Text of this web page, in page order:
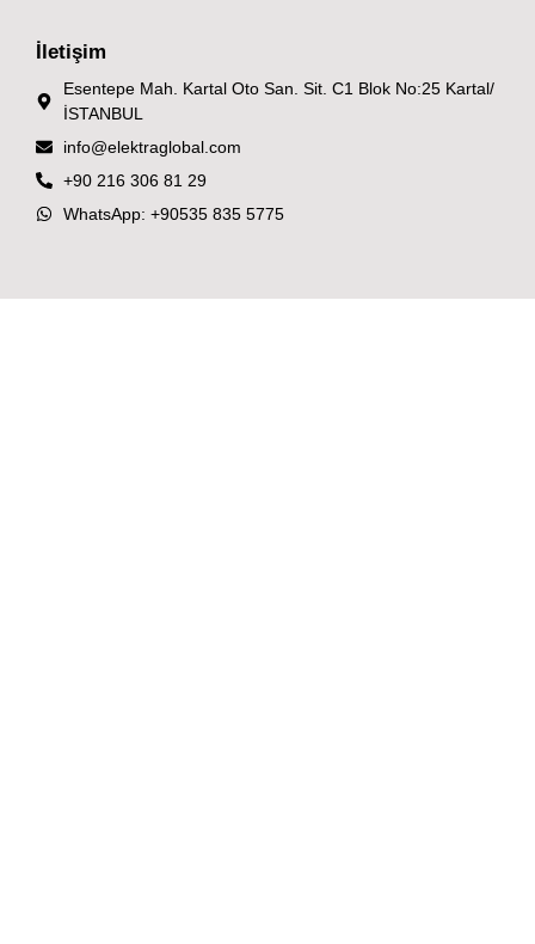
İletişim
Esentepe Mah. Kartal Oto San. Sit. C1 Blok No:25 Kartal/
İSTANBUL
info@elektraglobal.com
+90 216 306 81 29
WhatsApp: +90535 835 5775